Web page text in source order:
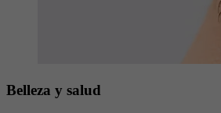
Belleza y salud